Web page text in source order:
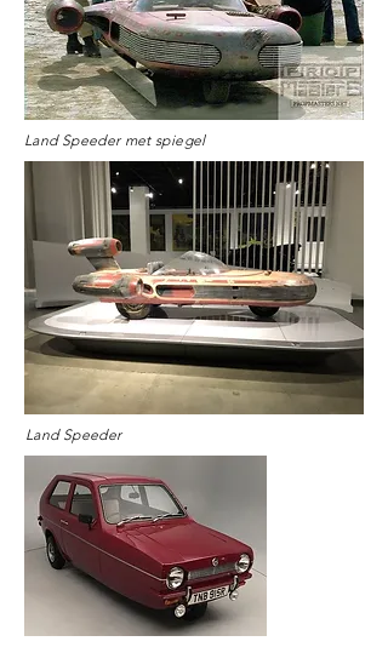
Land Speeder met spiegel
Land Speeder